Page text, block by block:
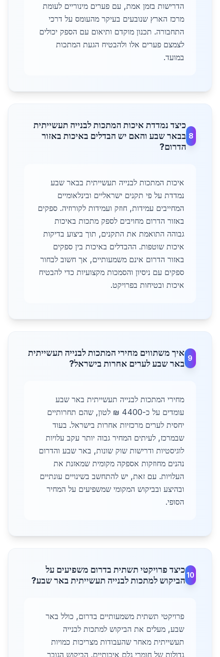
הדרישות בזמן אמת, עם פערים מינוריים לעומת
מרכז הארץ שנובעים בעיקר מהעומס על דרכי
התחבורה. תכנון מוקדם ותיאום עם הספק יכולים
לצמצם פערים אלו ולהבטיח הגעת המתכות
במועד.
8
כיצד נמדדת איכות המתכות לבנייה תעשייתית
בבאר שבע והאם יש הבדלים באיכות באזור
הדרום?
איכות המתכות לבנייה תעשייתית בבאר שבע
נמדדת על פי תקנים ישראליים ובינלאומיים
המחייבים עמידות, חוזק ועמידות לקורוזיה. ספקים
באזור הדרום מחויבים לספק מתכות באיכות
גבוהה התואמת את התקנים, תוך ביצוע בדיקות
איכות שוטפות. ההבדלים באיכות בין ספקים
באזור הדרום אינם משמעותיים, אך חשוב לבחור
ספקים עם ניסיון והסמכות מקצועיות כדי להבטיח
איכות ובטיחות בפרויקט.
9
איך משתווים מחירי המתכות לבנייה תעשייתית
באר שבע לערים אחרות בישראל?
מחירי המתכות לבנייה תעשייתית באר שבע
עומדים על כ-4400 ₪ לטון, שהם תחרותיים
יחסית לערים מרכזיות אחרות בישראל. בעוד
שבמרכז, לעיתים המחיר גבוה יותר עקב עלויות
לוגיסטיות ודרישות שוק שונות, באר שבע והדרום
נהנים מחוזקות אספקה מקומית שמאזנת את
העלויות. עם זאת, יש להתחשב בשינויים עונתיים
ובהיצע ובביקוש המקומי שמשפיעים על המחיר
הסופי.
10
כיצד פרויקטי תשתית בדרום משפיעים על
הביקוש למתכות לבנייה תעשייתית באר שבע?
פרויקטי תשתית משמעותיים בדרום, כולל באר
שבע, מעלים את הביקוש למתכות לבנייה
תעשייתית מאחר שהעבודות מצריכות כמויות
גדולות של חומרי גלם איכותיים. הביקוש הגובר